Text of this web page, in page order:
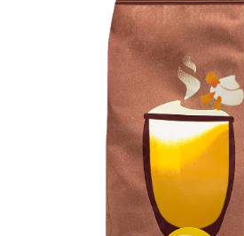
Aparate Automate
Aparate capsule
Complementare